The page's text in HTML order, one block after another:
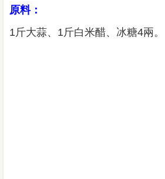
原料：
1斤大蒜、1斤白米醋、冰糖4兩。